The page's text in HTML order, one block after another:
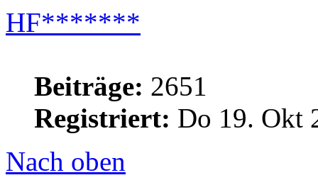
HF*******
Beiträge: 2651
Registriert: Do 19. Okt
Nach oben